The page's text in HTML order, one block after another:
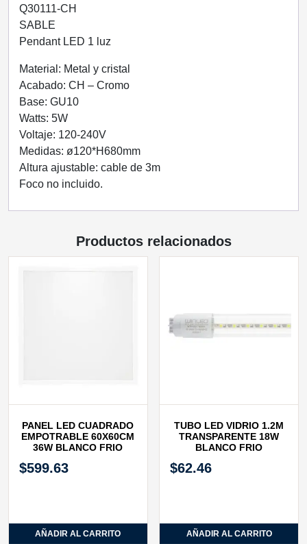
QUOR
LIGHTING
cantidad
Q30111-CH
SABLE
Pendant LED 1 luz
Material: Metal y cristal
Acabado: CH – Cromo
Base: GU10
Watts: 5W
Voltaje: 120-240V
Medidas: ø120*H680mm
Altura ajustable: cable de 3m
Foco no incluido.
Productos relacionados
PANEL LED CUADRADO
EMPOTRABLE 60X60CM
36W BLANCO FRIO
$599.63
AÑADIR AL CARRITO
TUBO LED VIDRIO 1.2M
TRANSPARENTE 18W
BLANCO FRIO
$62.46
AÑADIR AL CARRITO